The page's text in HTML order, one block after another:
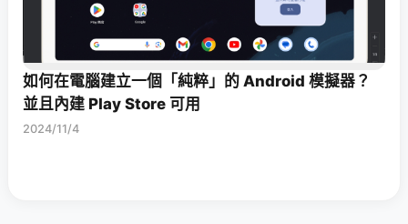
如何在電腦建立一個「純粹」的 Android 模擬器？
並且內建 Play Store 可用
2024/11/4